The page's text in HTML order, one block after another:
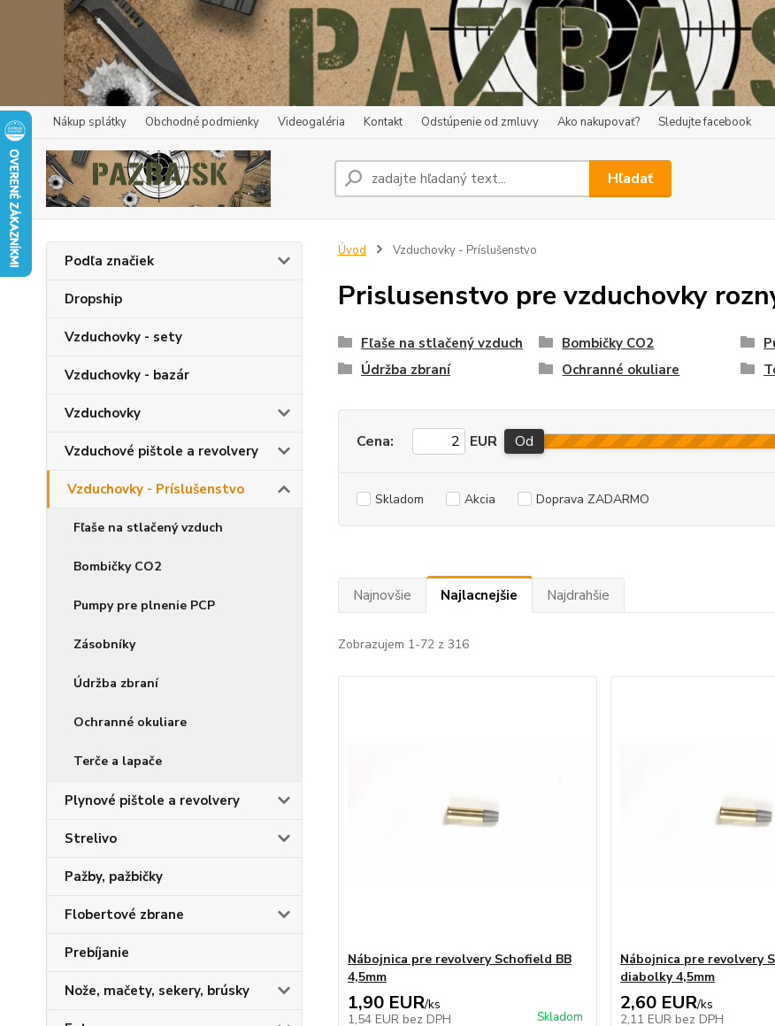
Nákup splátky Obchodné podmienky Videogaléria Kontakt Odstúpenie od zmluvy Ako nakupovať? Sledujte facebook
Hľadať
Podľa značiek
Dropship
Vzduchovky - sety
Vzduchovky - bazár
Vzduchovky
Vzduchové pištole a revolvery
Vzduchovky - Príslušenstvo
Fľaše na stlačený vzduch
Bombičky CO2
Pumpy pre plnenie PCP
Zásobníky
Údržba zbraní
Ochranné okuliare
Terče a lapače
Plynové pištole a revolvery
Strelivo
Pažby, pažbičky
Flobertové zbrane
Prebíjanie
Nože, mačety, sekery, brúsky
Úvod Vzduchovky - Príslušenstvo
Prislusenstvo pre vzduchovky
Fľaše na stlačený vzduch Bombičky CO2
Údržba zbraní
Ochranné okuliare
Cena: EUR Od
Skladom Akcia Doprava ZADARMO
Najnovšie Najlacnejšie Najdrahšie
Zobrazujem 1-72 z 316
Nábojnica pre revolvery Schofield BB
4,5mm
1,90 EUR/ks
1,54 EUR bez DPH Skladom
Nábojnica pre revolvery
diabolky 4,5mm
2,60 EUR/ks
2,11 EUR bez DPH